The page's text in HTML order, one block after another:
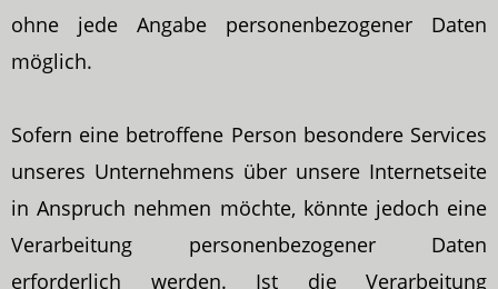
ohne jede Angabe personenbezogener Daten
möglich.
Sofern eine betroffene Person besondere Services
unseres Unternehmens über unsere Internetseite
in Anspruch nehmen möchte, könnte jedoch eine
Verarbeitung personenbezogener Daten
erforderlich werden. Ist die Verarbeitung